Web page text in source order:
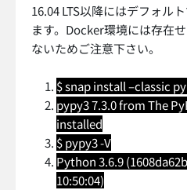
16.04 LTS以降にはデフォル
ます。Docker環境には存在
ないためご注意下さい。
$ snap install –classic
pypy3 7.3.0 from The
installed
$ pypy3 -V
Python 3.6.9
10:50:04)